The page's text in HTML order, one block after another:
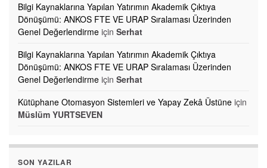
Bilgi Kaynaklarına Yapılan Yatırımın Akademik Çıktıya
Dönüşümü: ANKOS FTE VE URAP Sıralaması Üzerinden
Genel Değerlendirme için Serhat
Bilgi Kaynaklarına Yapılan Yatırımın Akademik Çıktıya
Dönüşümü: ANKOS FTE VE URAP Sıralaması Üzerinden
Genel Değerlendirme için Serhat
Kütüphane Otomasyon Sistemleri ve Yapay Zekâ Üstüne için
Müslüm YURTSEVEN
SON YAZILAR